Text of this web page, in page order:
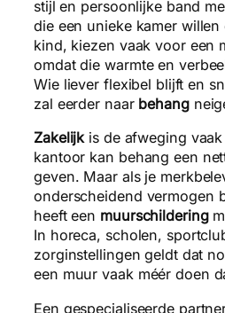
stijl en persoonlijke band
die een unieke kamer
kind, kiezen vaak voor een
omdat die warmte en
Wie liever flexibel blijft en
zal eerder naar behang
Zakelijkis de afweging vaak
kantoor kan behang een
geven. Maar als je
onderscheidend vermogen
heeft een muurschildering
In horeca, scholen,
zorginstellingen geldt dat
een muur vaak méér doen
Een gespecialiseerde